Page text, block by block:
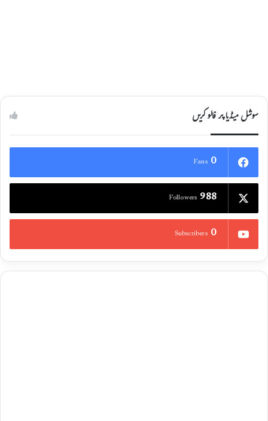
سوشل میڈیا پر فالو کریں
0
Fans
988
Followers
0
Subscribers